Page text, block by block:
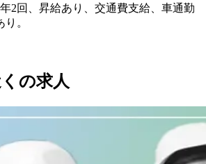
2回、昇給あり、交通費支給、車通勤
。
の求人